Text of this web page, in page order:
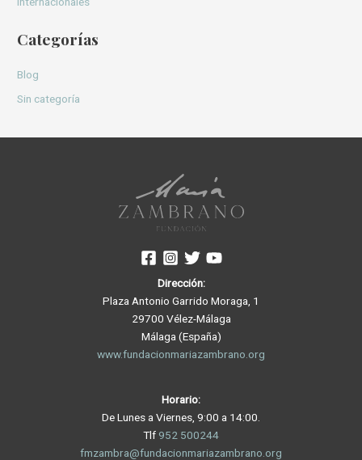
Categorías
Blog
Sin categoría
Dirección:
Plaza Antonio Garrido Moraga, 1
29700 Vélez-Málaga
Málaga (España)
www.fundacionmariazambrano.org
Horario:
De Lunes a Viernes, 9:00 a 14:00.
Tlf 952 500244
fmzambra@fundacionmariazambrano.org